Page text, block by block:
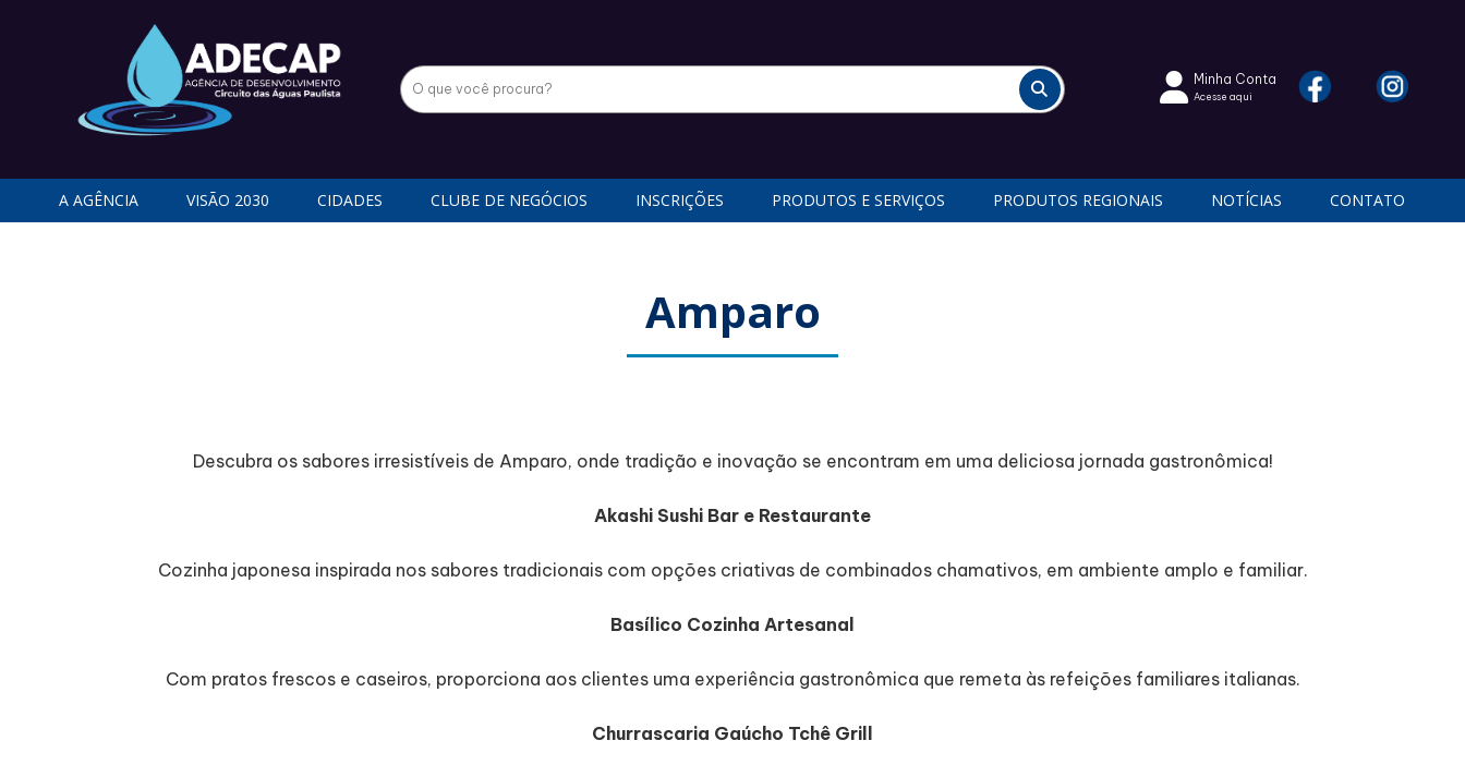
Minha Conta
Acesse aqui
A AGÊNCIA VISÃO 2030 CIDADES CLUBE DE NEGÓCIOS INSCRIÇÕES PRODUTOS E SERVIÇOS PRODUTOS REGIONAIS NOTÍCIAS CONTATO
Amparo
Descubra os sabores irresistíveis de Amparo, onde tradição e inovação se encontram em uma deliciosa jornada gastronômica!
Akashi Sushi Bar e Restaurante
Cozinha japonesa inspirada nos sabores tradicionais com opções criativas de combinados chamativos, em ambiente amplo e familiar.
Basílico Cozinha Artesanal
Com pratos frescos e caseiros, proporciona aos clientes uma experiência gastronômica que remeta às refeições familiares italianas.
Churrascaria Gaúcho Tchê Grill